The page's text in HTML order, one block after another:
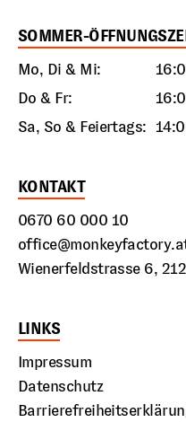
SOMMER-
Mo, Di & Mi:
Do & Fr:
Sa, So & Feiertags:
KONTAKT
0670 60 000 10
Wienerfeldstrasse 6,
LINKS
Impressum
Datenschutz